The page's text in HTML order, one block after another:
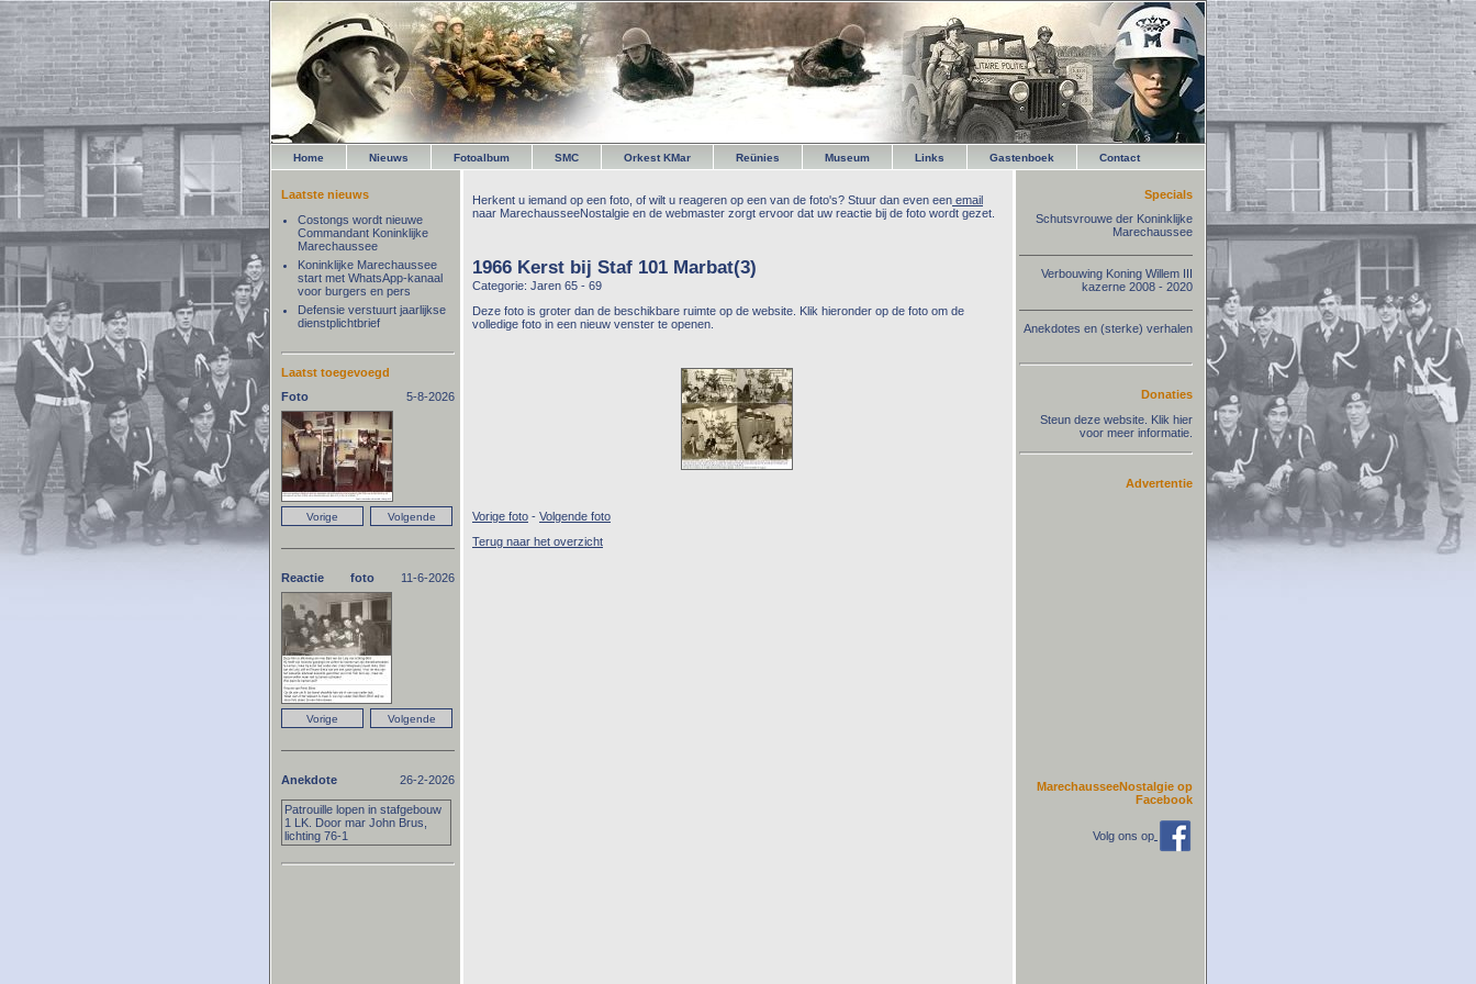
Home Nieuws Fotoalbum SMC Orkest KMar Reünies Museum Links Gastenboek Contact
Herkent u iemand op een foto, of wilt u reageren op een van de foto's? Stuur dan even een email
naar MarechausseeNostalgie en de webmaster zorgt ervoor dat uw reactie bij de foto wordt gezet.
1966 Kerst bij Staf 101 Marbat(3)
Categorie: Jaren 65 - 69
Deze foto is groter dan de beschikbare ruimte op de website. Klik hieronder op de foto om de
volledige foto in een nieuw venster te openen.
Vorige foto - Volgende foto
Terug naar het overzicht
Laatste nieuws
Costongs wordt nieuwe
Commandant Koninklijke
Marechaussee
Koninklijke Marechaussee
start met WhatsApp-kanaal
voor burgers en pers
Defensie verstuurt jaarlijkse
dienstplichtbrief
Laatst toegevoegd
Foto
5-8-2026
Reactie foto 11-6-2026
Anekdote 26-2-2026
Patrouille lopen in stafgebouw
1 LK. Door mar John Brus,
lichting 76-1
Specials
Schutsvrouwe der Koninklijke
Marechaussee
Verbouwing Koning Willem III
kazerne 2008 - 2020
Anekdotes en (sterke) verhalen
Donaties
Steun deze website. Klik hier
voor meer informatie.
Advertentie
MarechausseeNostalgie op
Facebook
Volg ons op